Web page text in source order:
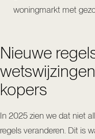
woningmarkt met
Nieuwe
kopers
In 2025 zien we dat niet
regels veranderen. Dit is